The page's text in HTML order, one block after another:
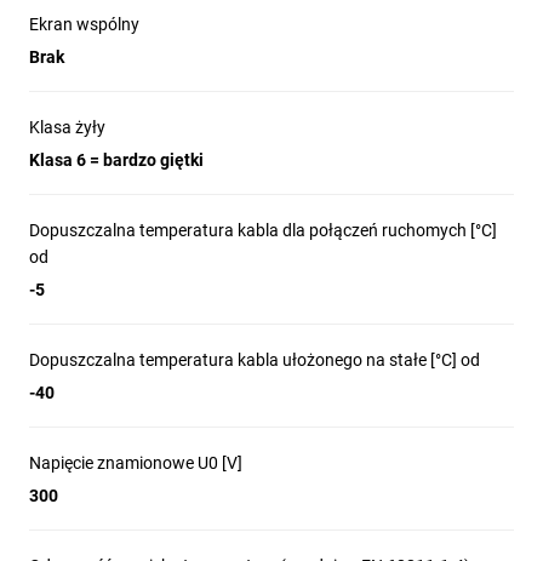
Łańcuchy energetyczne i kable napędzane w elementach
Połączenia elastyczne w inżynierii mechanicznej i
średnich obciążeniach mechanicznych; niezalecany do
Ekran wspólny
Brak
Klasa żyły
Klasa 6 = bardzo giętki
Dopuszczalna temperatura kabla dla połączeń ruchomych [°C]
od
-5
Dopuszczalna temperatura kabla ułożonego na stałe [°C] od
-40
Napięcie znamionowe U0 [V]
300